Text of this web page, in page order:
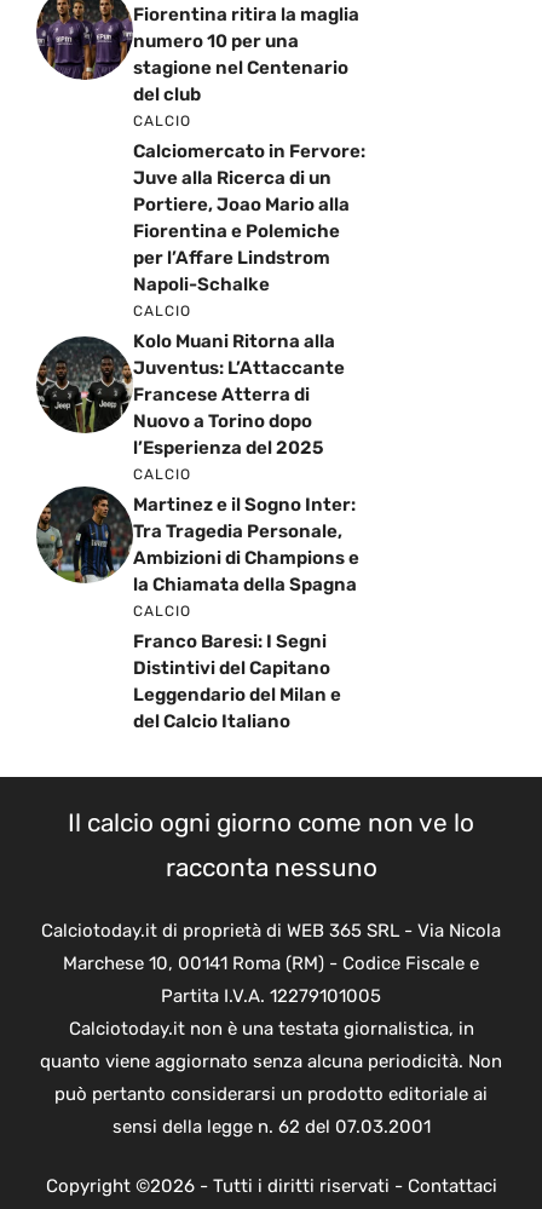
Fiorentina ritira la maglia
numero 10 per una
stagione nel Centenario
del club
CALCIO
Calciomercato in Fervore:
Juve alla Ricerca di un
Portiere, Joao Mario alla
Fiorentina e Polemiche
per l’Affare Lindstrom
Napoli-Schalke
CALCIO
Kolo Muani Ritorna alla
Juventus: L’Attaccante
Francese Atterra di
Nuovo a Torino dopo
l’Esperienza del 2025
CALCIO
Martinez e il Sogno Inter:
Tra Tragedia Personale,
Ambizioni di Champions e
la Chiamata della Spagna
CALCIO
Franco Baresi: I Segni
Distintivi del Capitano
Leggendario del Milan e
del Calcio Italiano
Il calcio ogni giorno come non ve lo
racconta nessuno
Calciotoday.it di proprietà di WEB 365 SRL - Via Nicola
Marchese 10, 00141 Roma (RM) - Codice Fiscale e
Partita I.V.A. 12279101005
Calciotoday.it non è una testata giornalistica, in
quanto viene aggiornato senza alcuna periodicità. Non
può pertanto considerarsi un prodotto editoriale ai
sensi della legge n. 62 del 07.03.2001
Copyright ©2026 - Tutti i diritti riservati - Contattaci